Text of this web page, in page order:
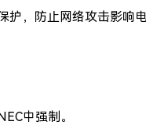
，防止网络攻击影响
中强制。